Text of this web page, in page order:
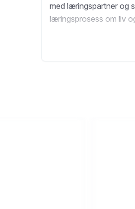
med læringspartner og
læringsprosess om liv